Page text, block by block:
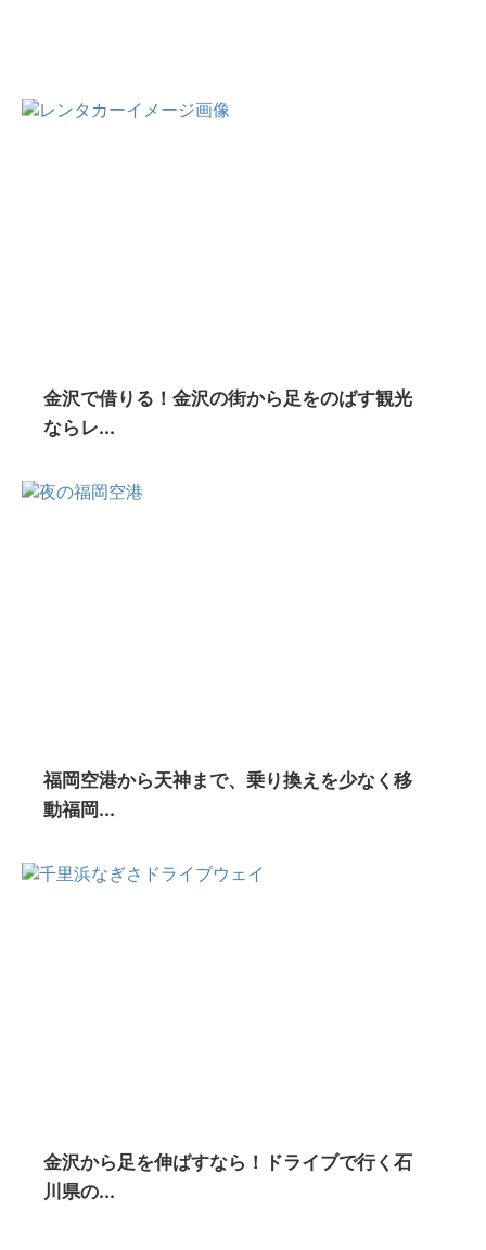
金沢で借りる！金沢の街から足をのばす観光
ならレ...
福岡空港から天神まで、乗り換えを少なく移
動福岡...
金沢から足を伸ばすなら！ドライブで行く石
川県の...